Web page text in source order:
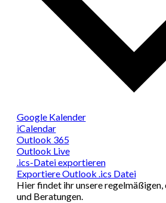
Google Kalender
iCalendar
Outlook 365
Outlook Live
.ics-Datei exportieren
Exportiere Outlook .ics Datei
Hier findet ihr unsere
und Beratungen.